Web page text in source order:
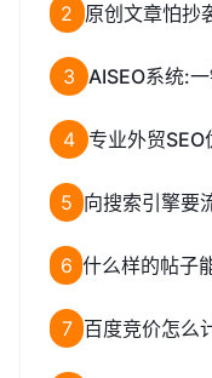
2 原创文章怕抄
3 AISEO系统:
4 专业外贸
5 向搜索引擎要
6 什么样的帖子
7 百度竞价怎么